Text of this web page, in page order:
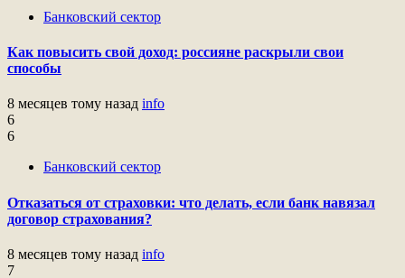
Банковский сектор
Как повысить свой доход: россияне раскрыли свои
способы
8 месяцев тому назад info
6
6
Банковский сектор
Отказаться от страховки: что делать, если банк навязал
договор страхования?
8 месяцев тому назад info
7